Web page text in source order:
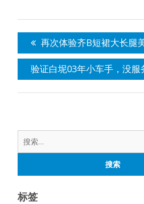
导
航
再次体验齐B短裙大长腿
验证白坭03年小车手，没服
标签